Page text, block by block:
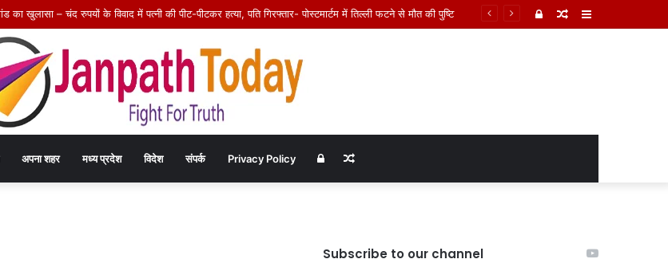
यंत्री को कार्यमुक्त करने की मांग तेज – 5 अगस्त को जनपद पंचायत और 6 अगस्त को कलेक्टर को सौंपा ज्ञापन, Random
Log
अपना शहर मध्य प्रदेश विदेश संपर्क Privacy Policy Random
Log
Subscribe to our channel